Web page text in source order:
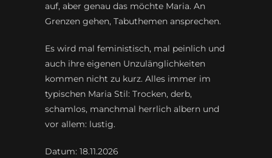
auf, aber genau das möchte Maria. An
Grenzen gehen, Tabuthemen ansprechen.
Es wird mal feministisch, mal peinlich und
auch ihre eigenen Unzulänglichkeiten
kommen nicht zu kurz. Alles immer im
typischen Maria Stil: Trocken, derb,
schamlos, manchmal herrlich albern und
vor allem: lustig.
Datum: 18.11.2026